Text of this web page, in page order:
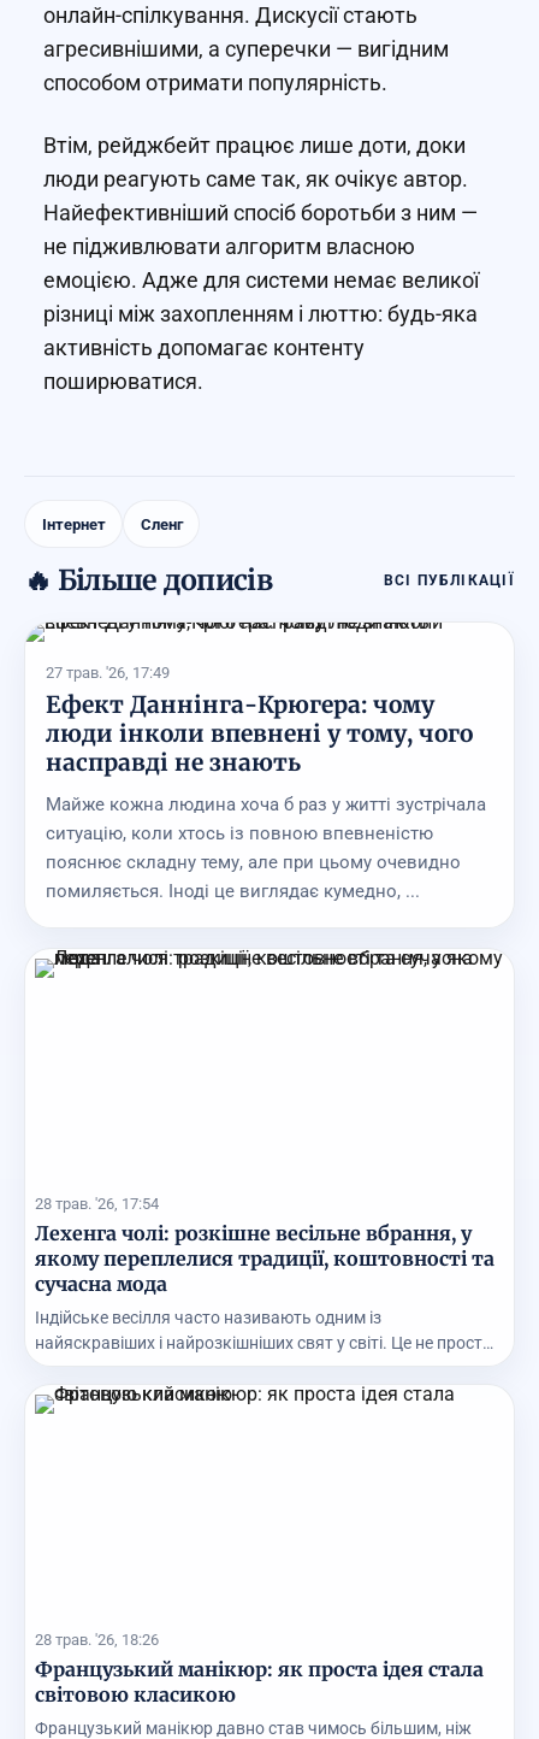
онлайн-спілкування. Дискусії стають
агресивнішими, а суперечки — вигідним
способом отримати популярність.
Втім, рейджбейт працює лише доти, доки
люди реагують саме так, як очікує автор.
Найефективніший спосіб боротьби з ним —
не підживлювати алгоритм власною
емоцією. Адже для системи немає великої
різниці між захопленням і люттю: будь-яка
активність допомагає контенту
поширюватися.
Інтернет Сленг
🔥 Більше дописів ВСІ ПУБЛІКАЦІЇ
27 трав. '26, 17:49
Ефект Даннінга-Крюгера: чому
люди інколи впевнені у тому, чого
насправді не знають
Майже кожна людина хоча б раз у житті зустрічала
ситуацію, коли хтось із повною впевненістю
пояснює складну тему, але при цьому очевидно
помиляється. Іноді це виглядає кумедно, ...
28 трав. '26, 17:54
Лехенга чолі: розкішне весільне вбрання, у
якому переплелися традиції, коштовності та
сучасна мода
Індійське весілля часто називають одним із
найяскравіших і найрозкішніших свят у світі. Це не просто
28 трав. '26, 18:26
Французький манікюр: як проста ідея стала
світовою класикою
Французький манікюр давно став чимось більшим, ніж